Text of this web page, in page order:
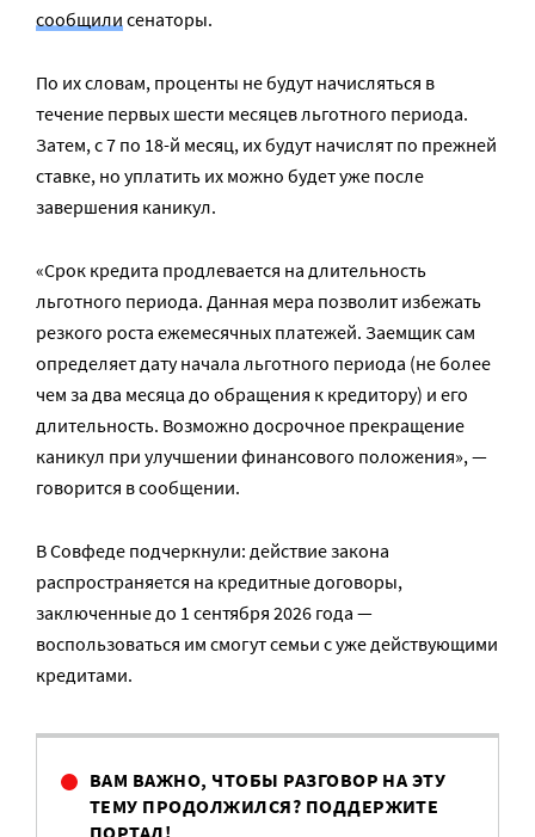
сообщилисенаторы.
По их словам, проценты не будут начисляться в
течение первых шести месяцев льготного периода.
Затем, с 7 по 18-й месяц, их будут начислят по прежней
ставке, но уплатить их можно будет уже после
завершения каникул.
«Срок кредита продлевается на длительность
льготного периода. Данная мера позволит избежать
резкого роста ежемесячных платежей. Заемщик сам
определяет дату начала льготного периода (не более
чем за два месяца до обращения к кредитору) и его
длительность. Возможно досрочное прекращение
каникул при улучшении финансового положения», —
говорится в сообщении.
В Совфеде подчеркнули: действие закона
распространяется на кредитные договоры,
заключенные до 1 сентября 2026 года —
воспользоваться им смогут семьи с уже действующими
кредитами.
ВАМ ВАЖНО, ЧТОБЫ РАЗГОВОР НА ЭТУ
ТЕМУ ПРОДОЛЖИЛСЯ? ПОДДЕРЖИТЕ
ПОРТАЛ!